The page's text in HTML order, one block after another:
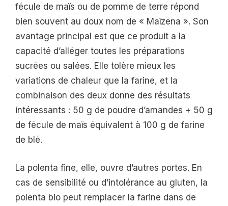
fécule de maïs ou de pomme de terre répond
bien souvent au doux nom de « Maïzena ». Son
avantage principal est que ce produit a la
capacité d’alléger toutes les préparations
sucrées ou salées. Elle tolère mieux les
variations de chaleur que la farine, et la
combinaison des deux donne des résultats
intéressants : 50 g de poudre d’amandes + 50 g
de fécule de maïs équivalent à 100 g de farine
de blé.
La polenta fine, elle, ouvre d’autres portes. En
cas de sensibilité ou d’intolérance au gluten, la
polenta bio peut remplacer la farine dans de